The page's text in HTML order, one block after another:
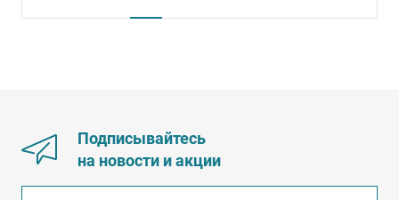
Подписывайтесь
на новости и акции